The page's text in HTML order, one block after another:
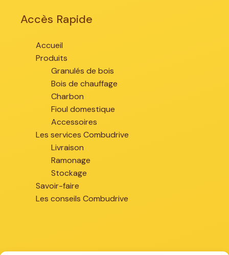
Accès Rapide
Accueil
Produits
Granulés de bois
Bois de chauffage
Charbon
Fioul domestique
Accessoires
Les services Combudrive
Livraison
Ramonage
Stockage
Savoir-faire
Les conseils Combudrive